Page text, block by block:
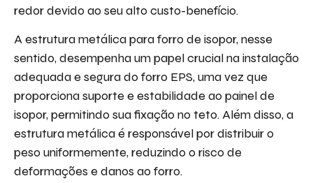
redor devido ao seu alto custo-benefício.
A estrutura metálica para forro de isopor, nesse
sentido, desempenha um papel crucial na instalação
adequada e segura do forro EPS, uma vez que
proporciona suporte e estabilidade ao painel de
isopor, permitindo sua fixação no teto. Além disso, a
estrutura metálica é responsável por distribuir o
peso uniformemente, reduzindo o risco de
deformações e danos ao forro.